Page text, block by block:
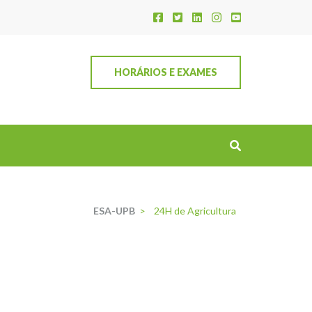
HORÁRIOS E EXAMES
ESA-UPB > 24H de Agricultura